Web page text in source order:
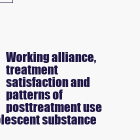
Working alliance,
treatment
satisfaction and
patterns of
posttreatment use
substance